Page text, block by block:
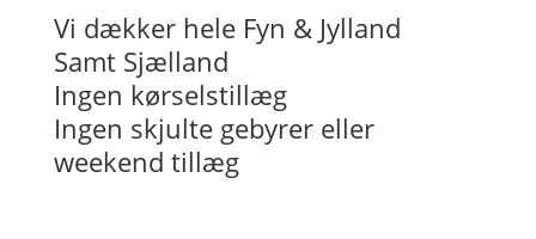
Vi dækker hele Fyn & Jylland
Samt Sjælland
Ingen kørselstillæg
Ingen skjulte gebyrer eller
weekend tillæg